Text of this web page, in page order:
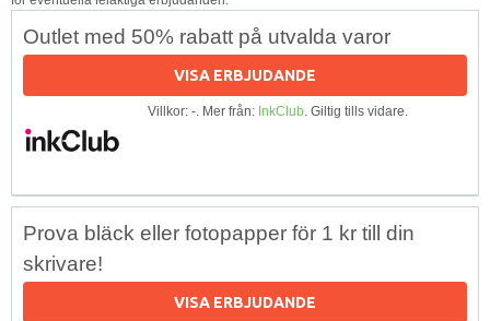
Outlet med 50% rabatt på utvalda varor
VISA ERBJUDANDE
Villkor: -. Mer från: InkClub. Giltig tills vidare.
Prova bläck eller fotopapper för 1 kr till din
skrivare!
VISA ERBJUDANDE